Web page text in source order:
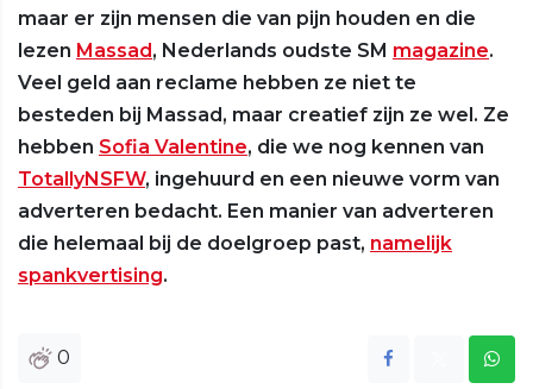
maar er zijn mensen die van pijn houden en die
lezen Massad, Nederlands oudste SM magazine.
Veel geld aan reclame hebben ze niet te
besteden bij Massad, maar creatief zijn ze wel. Ze
hebben Sofia Valentine, die we nog kennen van
TotallyNSFW, ingehuurd en een nieuwe vorm van
adverteren bedacht. Een manier van adverteren
die helemaal bij de doelgroep past, namelijk
spankvertising.
0